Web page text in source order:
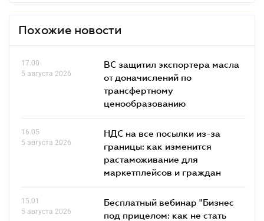
Похожие новости
17.00
5 августа 2026
ВС защитил экспортера масла
от доначислений по
трансфертному
ценообразованию
16.05
5 августа 2026
НДС на все посылки из-за
границы: как изменится
растаможивание для
маркетплейсов и граждан
15.01
5 августа 2026
Бесплатный вебинар "Бизнес
под прицелом: как не стать